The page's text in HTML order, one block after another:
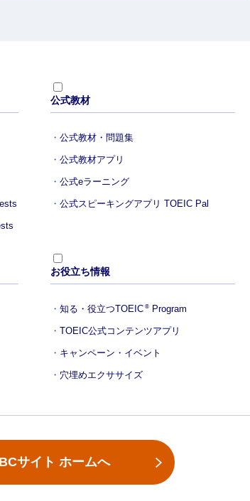
公式教材
公式教材・問題集
公式教材アプリ
公式eラーニング
公式スピーキングアプリ TOEIC Pal
お役立ち情報
知る・役立つTOEIC ® Program
TOEIC公式コンテンツアプリ
キャンペーン・イベント
穴埋めエクササイズ
サイト ホームへ